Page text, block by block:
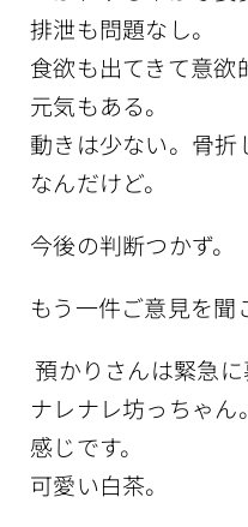
排泄も問題なし。
食欲も出てきて意欲
元気もある。
動きは少ない。骨折
なんだけど。
今後の判断つかず。
もう一件ご意見を聞
預かりさんは緊急に
ナレナレ坊っちゃ
感じです。
可愛い白茶。